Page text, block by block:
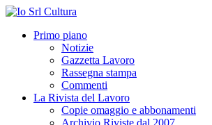
Primo piano
Notizie
Gazzetta Lavoro
Rassegna stampa
Commenti
La Rivista del Lavoro
Copie omaggio e abbonamenti
Archivio Riviste dal 2007